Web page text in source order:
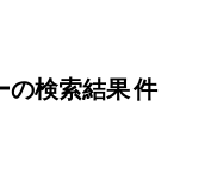
の検索結果件